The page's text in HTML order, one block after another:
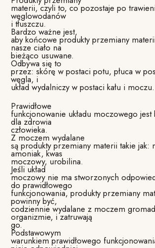
materii, czyli to, co pozostaje po
węglowodanów
i tłuszczu.
Bardzo ważne jest,
aby końcowe produkty przemiany
nasze ciało na
bieżąco usuwane.
Odbywa się to
przez: skórę w postaci potu, płuca w
węgla, i
układ wydalniczy w postaci kału i moczu.
Prawidłowe
funkcjonowanie układu moczowego
dla zdrowia
człowieka.
Z moczem wydalane
są produkty przemiany materii takie jak:
amoniak, kwas
moczowy, urobilina.
Jeśli układ
moczowy nie ma stworzonych
do prawidłowego
funkcjonowania, produkty przemiany
powinny być,
codziennie wydalane z moczem
organizmie, i zatruwają
go.
Podstawowym
warunkiem prawidłowego